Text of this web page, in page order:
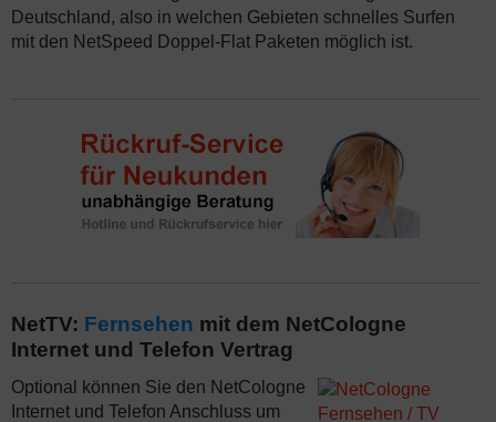
Deutschland, also in welchen Gebieten schnelles Surfen
mit den NetSpeed Doppel-Flat Paketen möglich ist.
NetTV: Fernsehen mit dem NetCologne
Internet und Telefon Vertrag
Optional können Sie den NetCologne
Internet und Telefon Anschluss um